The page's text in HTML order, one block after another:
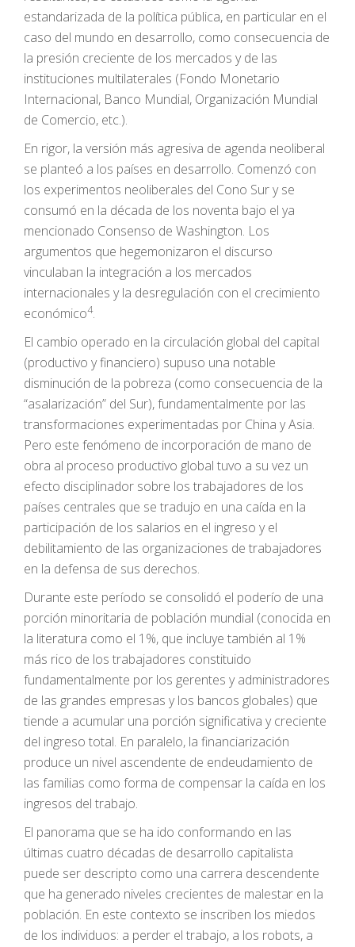
estandarizada de la política pública, en particular en el
caso del mundo en desarrollo, como consecuencia de
la presión creciente de los mercados y de las
instituciones multilaterales (Fondo Monetario
Internacional, Banco Mundial, Organización Mundial
de Comercio, etc.).
En rigor, la versión más agresiva de agenda neoliberal
se planteó a los países en desarrollo. Comenzó con
los experimentos neoliberales del Cono Sur y se
consumó en la década de los noventa bajo el ya
mencionado Consenso de Washington. Los
argumentos que hegemonizaron el discurso
vinculaban la integración a los mercados
internacionales y la desregulación con el crecimiento
económico4.
El cambio operado en la circulación global del capital
(productivo y financiero) supuso una notable
disminución de la pobreza (como consecuencia de la
“asalarización” del Sur), fundamentalmente por las
transformaciones experimentadas por China y Asia.
Pero este fenómeno de incorporación de mano de
obra al proceso productivo global tuvo a su vez un
efecto disciplinador sobre los trabajadores de los
países centrales que se tradujo en una caída en la
participación de los salarios en el ingreso y el
debilitamiento de las organizaciones de trabajadores
en la defensa de sus derechos.
Durante este período se consolidó el poderío de una
porción minoritaria de población mundial (conocida en
la literatura como el 1%, que incluye también al 1%
más rico de los trabajadores constituido
fundamentalmente por los gerentes y administradores
de las grandes empresas y los bancos globales) que
tiende a acumular una porción significativa y creciente
del ingreso total. En paralelo, la financiarización
produce un nivel ascendente de endeudamiento de
las familias como forma de compensar la caída en los
ingresos del trabajo.
El panorama que se ha ido conformando en las
últimas cuatro décadas de desarrollo capitalista
puede ser descripto como una carrera descendente
que ha generado niveles crecientes de malestar en la
población. En este contexto se inscriben los miedos
de los individuos: a perder el trabajo, a los robots, a